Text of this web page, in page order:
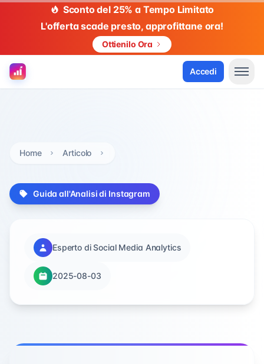
Sconto del 25% a Tempo Limitato
L'offerta scade presto, approfittane ora!
Ottienilo Ora
Accedi
Home Articolo
Guida all'Analisi di Instagram
Esperto di Social Media Analytics
2025-08-03